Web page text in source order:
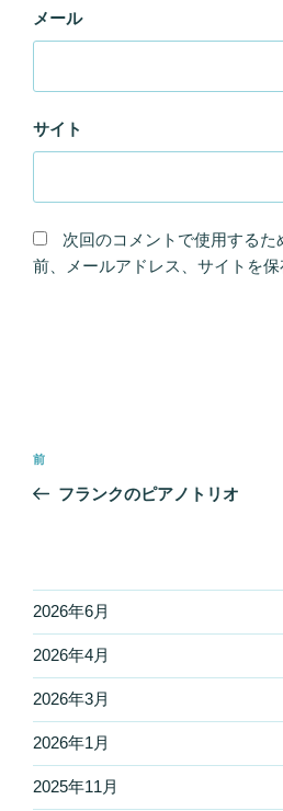
メール
サイト
次回のコメントで使用するた
前、メールアドレス、サイトを保
投
ナ
ー
シ
ョ
ン
前
の
前
フランクのピアノトリオ
2026年6月
2026年4月
2026年3月
2026年1月
2025年11月